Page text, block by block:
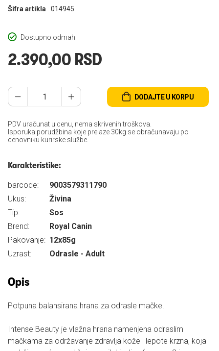
Dostupno odmah
Šifra artikla 014945
2.390,00 RSD
DODAJTE U KORPU
PDV uračunat u cenu, nema skrivenih troškova.
Isporuka porudžbina koje prelaze 30kg se obračunavaju po
cenovniku kurirske službe.
Karakteristike:
barcode:
9003579311790
Ukus:
Živina
Tip:
Sos
Brend:
Royal Canin
Pakovanje: 12x85g
Uzrast:
Odrasle - Adult
Opis
Potpuna balansirana hrana za odrasle mačke.
Intense Beauty je vlažna hrana namenjena odraslim
mačkama za održavanje zdravlja kože i lepote krzna, koja